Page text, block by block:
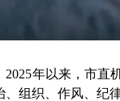
年以来，市直机
、组织、作风、纪